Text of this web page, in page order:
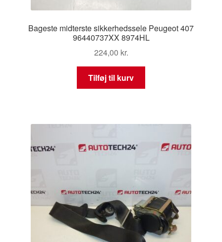
Bageste midterste sikkerhedssele Peugeot 407
96440737XX 8974HL
224,00 kr.
Tilføj til kurv